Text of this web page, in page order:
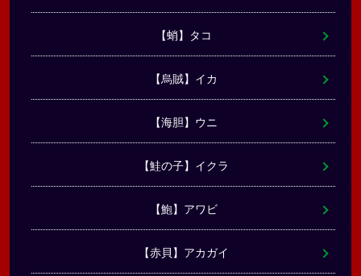
【蛸】タコ
【烏賊】イカ
【海胆】ウニ
【鮭の子】イクラ
【鮑】アワビ
【赤貝】アカガイ